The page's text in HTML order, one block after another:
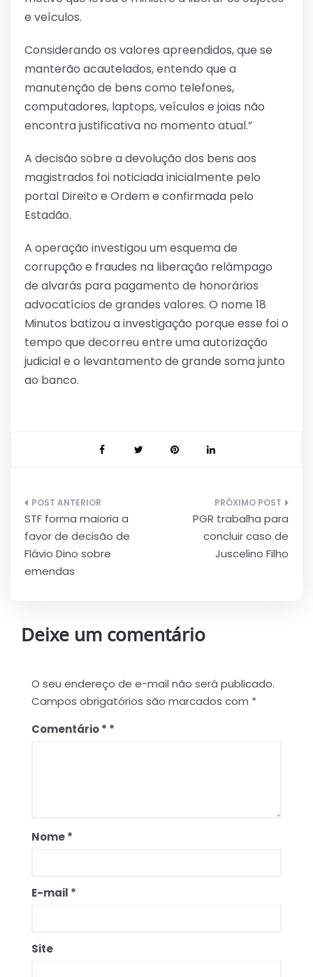
e veículos.
Considerando os valores apreendidos, que se
manterão acautelados, entendo que a
manutenção de bens como telefones,
computadores, laptops, veículos e joias não
encontra justificativa no momento atual.”
A decisão sobre a devolução dos bens aos
magistrados foi noticiada inicialmente pelo
portal Direito e Ordem e confirmada pelo
Estadão.
A operação investigou um esquema de
corrupção e fraudes na liberação relâmpago
de alvarás para pagamento de honorários
advocatícios de grandes valores. O nome 18
Minutos batizou a investigação porque esse foi o
tempo que decorreu entre uma autorização
judicial e o levantamento de grande soma junto
ao banco.
Navegação
de
Post
STF forma maioria a
favor de decisão de
Flávio Dino sobre
emendas
PGR trabalha para
concluir caso de
Juscelino Filho
Deixe um comentário
O seu endereço de e-mail não será publicado.
Campos obrigatórios são marcados com *
Comentário*
Nome*
E-mail *
Site